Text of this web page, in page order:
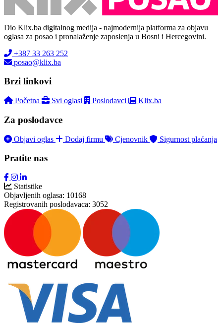
Dio Klix.ba digitalnog medija - najmodernija platforma za objavu
oglasa za posao i pronalaženje zaposlenja u Bosni i Hercegovini.
+387 33 263 252
posao@klix.ba
Brzi linkovi
Početna Svi oglasi Poslodavci Klix.ba
Za poslodavce
Objavi oglas Dodaj firmu Cjenovnik Sigurnost plaćanja
Pratite nas
Statistike
Objavljenih oglasa: 10168
Registrovanih poslodavaca: 3052